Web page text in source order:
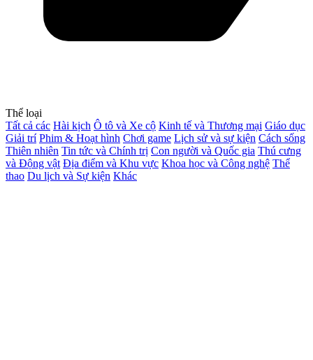
Thể loại
Tất cả các Hài kịch Ô tô và Xe cộ Kinh tế và Thương mại Giáo dục
Giải trí Phim & Hoạt hình Chơi game Lịch sử và sự kiện Cách sống
Thiên nhiên Tin tức và Chính trị Con người và Quốc gia Thú cưng
và Động vật Địa điểm và Khu vực Khoa học và Công nghệ Thể
thao Du lịch và Sự kiện Khác